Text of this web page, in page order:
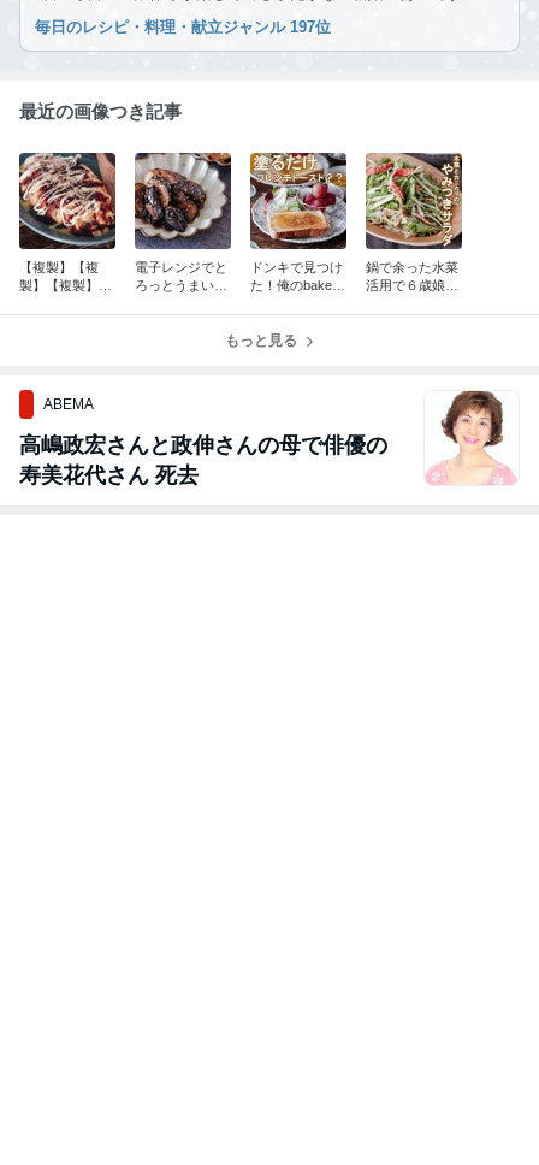
日作るからこそ楽しくありたい♡ 料理初心者の私だからこそでき
るレシピで♡ 簡単さが嬉しい！ そう思って頂けるようなレシピを
毎日のレシピ・料理・献立ジャンル 197位
最近の画像つき記事
【複製】【複
製】【複製】い
電子レンジでと
ろっとうまい♡
ドンキで見つけ
た！俺のbakery
チトースト風♡
鍋で余った水菜
活用で６歳娘が
もっと見る
ABEMA
高嶋政宏さんと政伸さんの母で俳優の
寿美花代さん 死去